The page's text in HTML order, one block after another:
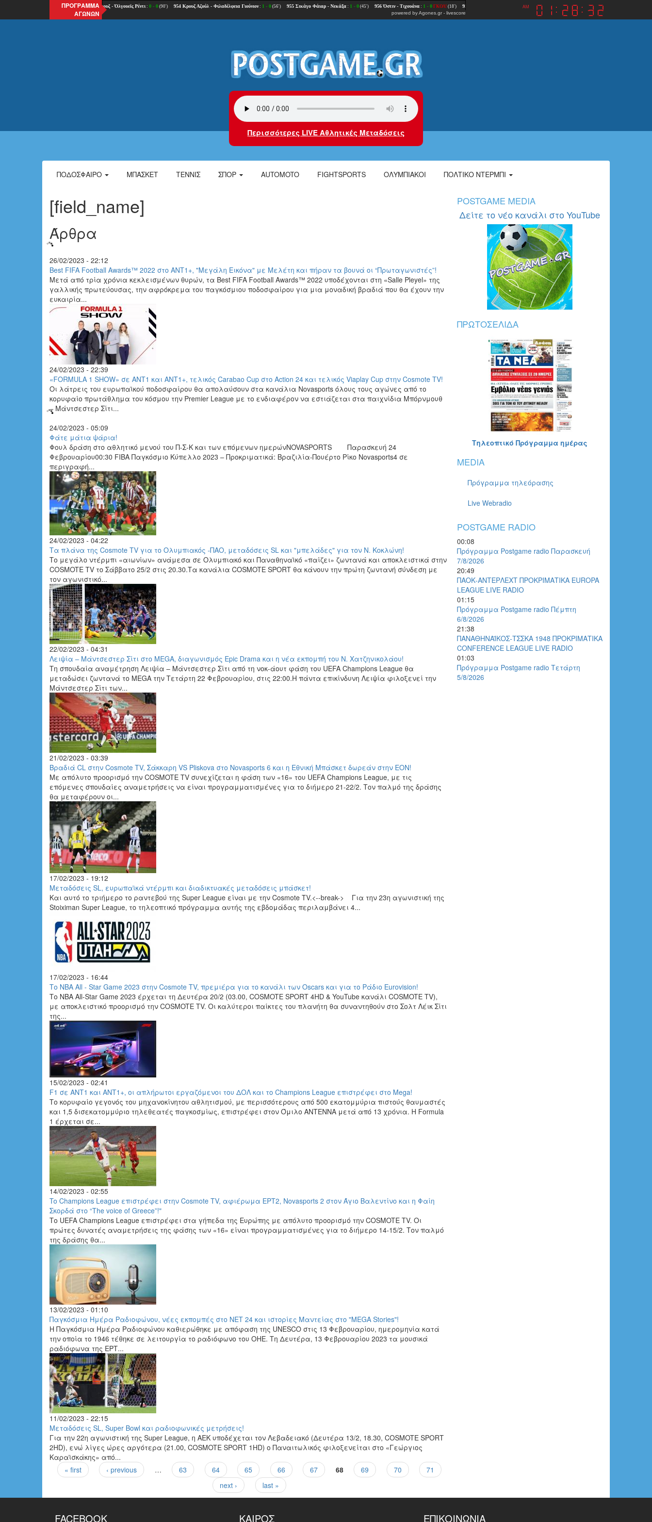
ΠΡΟΓΡΑΜΜΑ
ΑΓΩΝΩΝ
powered byAgones.gr- livescore
AM
Περισσότερες LIVE Αθλητικές Μεταδόσεις
ΠΟΔΌΣΦΑΙΡΟ ΜΠΆΣΚΕΤ ΤΈΝΝΙΣ ΣΠΟΡ AUTOMOTO FIGHTSPORTS ΟΛΥΜΠΙΑΚΟΙ ΠΟΛΤΙΚΌ ΝΤΈΡΜΠΙ
[field_name]
Άρθρα
26/02/2023 - 22:12
Best FIFA Football Awards™ 2022 στο ΑΝΤ1+, "Mεγάλη Εικόνα" με Μελέτη και πήραν τα βουνά οι “Πρωταγωνιστές”!
Μετά από τρία χρόνια κεκλεισμένων θυρών, τα Best FIFA Football Awards™ 2022 υποδέχονται στη «Salle Pleyel» της
γαλλικής πρωτεύουσας, την αφρόκρεμα του παγκόσμιου ποδοσφαίρου για μια μοναδική βραδιά που θα έχουν την
ευκαιρία...
24/02/2023 - 22:39
«FORMULA 1 SHOW» σε ΑΝΤ1 και ΑΝΤ1+, τελικός Carabao Cup στο Action 24 και τελικός Viaplay Cup στην Cosmote TV!
Οι λάτρεις του ευρωπαϊκού ποδοσφαίρου θα απολαύσουν στα κανάλια Novasports όλους τους αγώνες από το
κορυφαίο πρωτάθλημα του κόσμου την Premier League με το ενδιαφέρον να εστιάζεται στα παιχνίδια Μπόρνμουθ
– Μάντσεστερ Σίτι...
24/02/2023 - 05:09
Φάτε μάτια ψάρια!
Φουλ δράση στο αθλητικό μενού του Π-Σ-Κ και των επόμενων ημερώνNOVASPORTS Παρασκευή 24
Φεβρουαρίου00:30 FIBA Παγκόσμιο Κύπελλο 2023 – Προκριματικά: Βραζιλία-Πουέρτο Ρίκο Novasports4 σε
περιγραφή...
24/02/2023 - 04:22
Τα πλάνα της Cosmote TV για το Ολυμπιακός -ΠΑΟ, μεταδόσεις SL και "μπελάδες" για τον Ν. Κοκλώνη!
Το μεγάλο ντέρμπι «αιωνίων» ανάμεσα σε Ολυμπιακό και Παναθηναϊκό «παίζει» ζωντανά και αποκλειστικά στην
COSMOTE TV το Σάββατο 25/2 στις 20.30.Τα κανάλια COSMOTE SPORT θα κάνουν την πρώτη ζωντανή σύνδεση με
τον αγωνιστικό...
22/02/2023 - 04:31
Λειψία – Μάντσεστερ Σίτι στο MEGA, διαγωνισμός Epic Drama και η νέα εκπομπή του Ν. Χατζηνικoλάου!
Τη σπουδαία αναμέτρηση Λειψία – Μάντσεστερ Σίτι από τη νοκ-άουτ φάση του UEFA Champions League θα
μεταδώσει ζωντανά το MEGA την Τετάρτη 22 Φεβρουαρίου, στις 22:00.Η πάντα επικίνδυνη Λειψία φιλοξενεί την
Μάντσεστερ Σίτι των...
21/02/2023 - 03:39
Βραδιά CL στην Cosmote TV, Σάκκαρη VS Pliskova στο Novasports 6 και η Εθνική Μπάσκετ δωρεάν στην ΕΟΝ!
Με απόλυτο προορισμό την COSMOTE TV συνεχίζεται η φάση των «16» του UEFA Champions League, με τις
επόμενες σπουδαίες αναμετρήσεις να είναι προγραμματισμένες για το διήμερο 21-22/2. Τον παλμό της δράσης
θα μεταφέρουν οι...
17/02/2023 - 19:12
Mεταδόσεις SL, ευρωπαϊκά ντέρμπι και διαδικτυακές μεταδόσεις μπάσκετ!
Kαι αυτό το τριήμερο το ραντεβού της Super League είναι με την Cosmote TV.<--break-> Για την 23η αγωνιστική της
Stoiximan Super League, το τηλεοπτικό πρόγραμμα αυτής της εβδομάδας περιλαμβάνει 4...
17/02/2023 - 16:44
Το NBA All - Star Game 2023 στην Cosmote TV, πρεμιέρα για το κανάλι των Oscars και για το Ράδιο Eurovision!
Το NBA All-Star Game 2023 έρχεται τη Δευτέρα 20/2 (03.00, COSMOTE SPORT 4HD & YouTube κανάλι COSMOTE TV),
με αποκλειστικό προορισμό την COSMOTE TV. Οι καλύτεροι παίκτες του πλανήτη θα συναντηθούν στo Σολτ Λέικ Σίτι
της...
15/02/2023 - 02:41
F1 σε ΑΝΤ1 και ΑΝΤ1+, οι απλήρωτοι εργαζόμενοι του ΔΟΛ και το Champions League επιστρέφει στο Mega!
Το κορυφαίο γεγονός του μηχανοκίνητου αθλητισμού, με περισσότερους από 500 εκατομμύρια πιστούς θαυμαστές
και 1,5 δισεκατομμύριο τηλεθεατές παγκοσμίως, επιστρέφει στον Όμιλο ΑΝΤΕΝΝΑ μετά από 13 χρόνια. Η Formula
1 έρχεται σε...
14/02/2023 - 02:55
To Champions League επιστρέφει στην Cosmote TV, αφιέρωμα ΕΡΤ2, Novasports 2 στον Άγιο Βαλεντίνο και η Φαίη
Σκορδά στο “The voice of Greece”!"
Το UEFA Champions League επιστρέφει στα γήπεδα της Ευρώπης με απόλυτο προορισμό την COSMOTE TV. Οι
πρώτες δυνατές αναμετρήσεις της φάσης των «16» είναι προγραμματισμένες για το διήμερο 14-15/2. Τον παλμό
της δράσης θα...
13/02/2023 - 01:10
Παγκόσμια Ημέρα Ραδιοφώνου, νέες εκπομπές στο NET 24 και ιστορίες Μαντείας στο "MEGA Stories"!
Η Παγκόσμια Ημέρα Ραδιοφώνου καθιερώθηκε με απόφαση της UNESCO στις 13 Φεβρουαρίου, ημερομηνία κατά
την οποία το 1946 τέθηκε σε λειτουργία το ραδιόφωνο του ΟΗΕ. Τη Δευτέρα, 13 Φεβρουαρίου 2023 τα μουσικά
ραδιόφωνα της ΕΡΤ...
11/02/2023 - 22:15
Mεταδόσεις SL, Super Bowl και ραδιοφωνικές μετρήσεις!
Για την 22η αγωνιστική της Super League, η ΑΕΚ υποδέχεται τον Λεβαδειακό (Δευτέρα 13/2, 18.30, COSMOTE SPORT
2HD), ενώ λίγες ώρες αργότερα (21.00, COSMOTE SPORT 1HD) ο Παναιτωλικός φιλοξενείται στο «Γεώργιος
Καραϊσκάκης» από...
Pages
« first ‹ previous … 63 64 65 66 67 68 69 70
71
next ›
last »
POSTGAME MEDIA
Δείτε το νέο κανάλι στο YouTube
ΠΡΩΤΟΣΈΛΙΔΑ
Τηλεοπτικό Πρόγραμμα ημέρας
MEDIA
Πρόγραμμα τηλεόρασης
Live Webradio
POSTGAME RADIO
00:08
Πρόγραμμα Postgame radio Παρασκευή
7/8/2026
20:49
ΠΑΟΚ-ΑΝΤΕΡΛΕΧΤ ΠΡΟΚΡΙΜΑΤΙΚΑ EUROPA
LEAGUE LIVE RADIO
01:15
Πρόγραμμα Postgame radio Πέμπτη
6/8/2026
21:38
ΠΑΝΑΘΗΝΑΪΚΟΣ-ΤΣΣΚΑ 1948 ΠΡΟΚΡΙΜΑΤΙΚΑ
CONFERENCE LEAGUE LIVE RADIO
01:03
Πρόγραμμα Postgame radio Τετάρτη
5/8/2026
FACEBOOK ΚΑΙΡΌΣ ΕΠΙΚΟΙΝΩΝΊΑ